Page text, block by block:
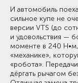
И автомобиль
сильное купе не
версии VTS (до
и удовольствия —
моменте в 240
«механике»,
«робота».
дёргать рычагом